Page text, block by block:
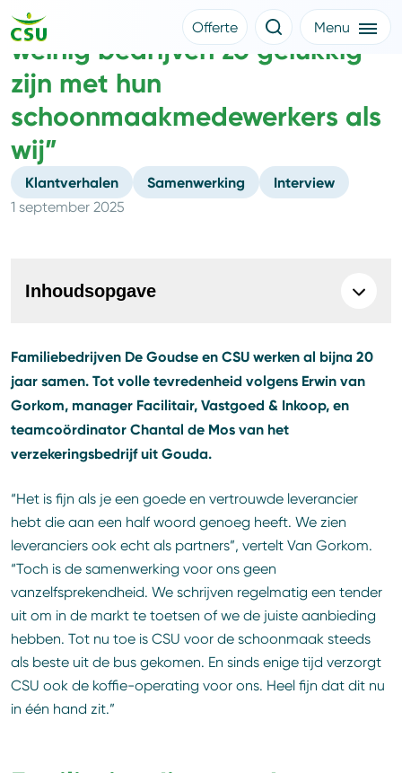
Meer CSU
Nieuws
Klantverhalen
Over CSU
Werken bij CSU
Medewerkers
CSU Login
Offerte aanvragen
Offerte Menu
De Goudse: “Ik denk dat
weinig bedrijven zo gelukkig
zijn met hun
schoonmaakmedewerkers als
wij”
Klantverhalen Samenwerking Interview
1 september 2025
Inhoudsopgave
Familiebedrijven De Goudse en CSU werken al bijna 20
jaar samen. Tot volle tevredenheid volgens Erwin van
Gorkom, manager Facilitair, Vastgoed & Inkoop, en
teamcoördinator Chantal de Mos van het
verzekeringsbedrijf uit Gouda.
“Het is fijn als je een goede en vertrouwde leverancier
hebt die aan een half woord genoeg heeft. We zien
leveranciers ook echt als partners”, vertelt Van Gorkom.
“Toch is de samenwerking voor ons geen
vanzelfsprekendheid. We schrijven regelmatig een tender
uit om in de markt te toetsen of we de juiste aanbieding
hebben. Tot nu toe is CSU voor de schoonmaak steeds
als beste uit de bus gekomen. En sinds enige tijd verzorgt
CSU ook de koffie-operating voor ons. Heel fijn dat dit nu
in één hand zit.”